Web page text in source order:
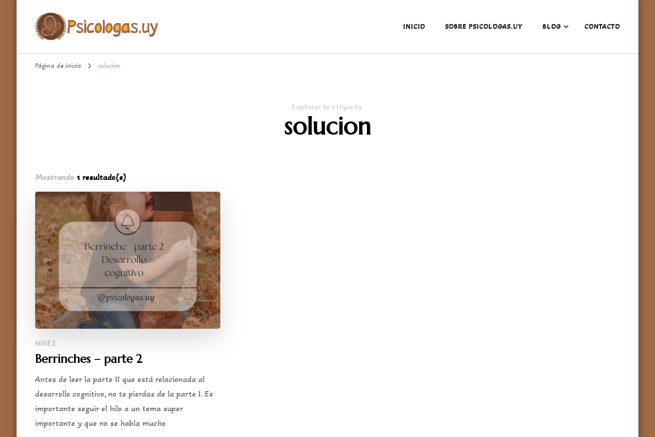
Psicologa.uy
INICIO SOBRE PSICOLOGAS.UY BLOG CONTACTO
Página de inicio solucion
Explorar la etiqueta
solucion
Mostrando 1 resultado(s)
NIÑEZ
Berrinches – parte 2
Antes de leer la parte II que está relacionada al
desarrollo cognitivo, no te pierdas de la parte I. Es
importante seguir el hilo a un tema super
importante y que no se habla mucho